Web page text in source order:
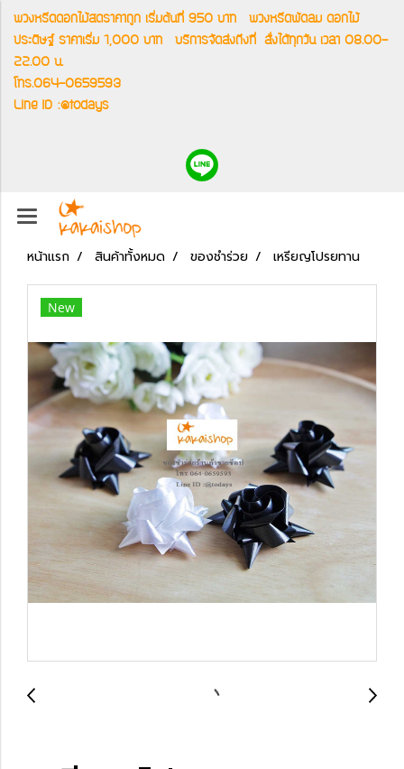
พวงหรีดดอกไม้สดราคาถูก เริ่มต้นที่ 950 บาท พวงหรีดพัดลม ดอกไม้
ประดิษฐ์ ราคาเริ่ม 1,000 บาท บริการจัดส่งถึงที่ สั่งได้ทุกวัน เวลา 08.00-
22.00 น.
โทร.064-0659593
Line ID :@todays
หน้าแรก สินค้าทั้งหมด ของชำร่วย เหรียญโปรยทาน
New